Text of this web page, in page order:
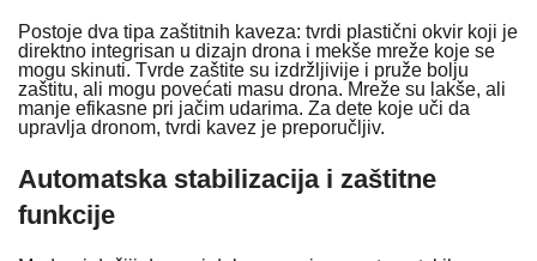
Postoje dva tipa zaštitnih kaveza: tvrdi plastični okvir koji je
direktno integrisan u dizajn drona i mekše mreže koje se
mogu skinuti. Tvrde zaštite su izdržljivije i pruže bolju
zaštitu, ali mogu povećati masu drona. Mreže su lakše, ali
manje efikasne pri jačim udarima. Za dete koje uči da
upravlja dronom, tvrdi kavez je preporučljiv.
Automatska stabilizacija i zaštitne
funkcije